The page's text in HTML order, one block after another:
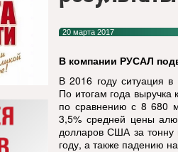
20 марта 2017
В компании РУСАЛ
В 2016 году ситуация
По итогам года
по сравнению с 8 680
3,5% средней цены
долларов США за
году, а также падению